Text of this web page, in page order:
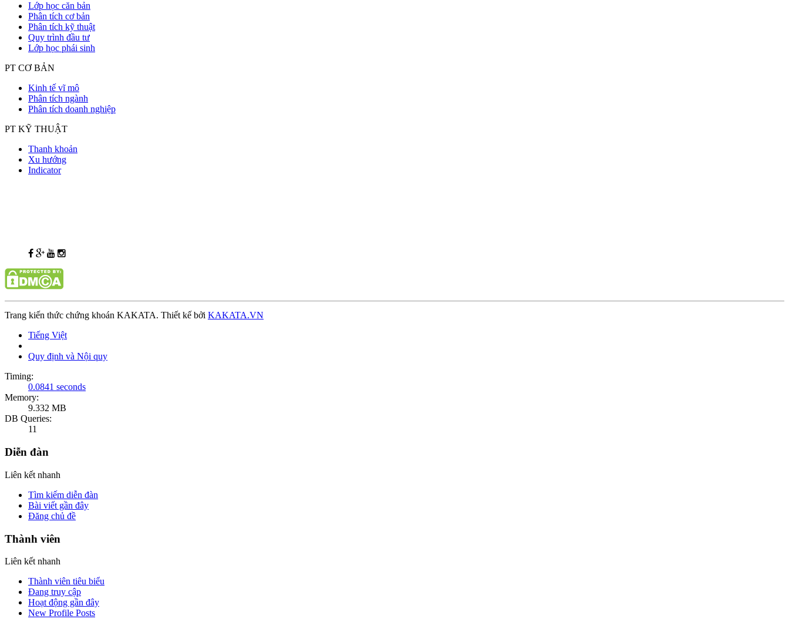
Lớp học căn bản
Phân tích cơ bản
Phân tích kỹ thuật
Quy trình đầu tư
Lớp học phái sinh
PT CƠ BẢN
Kinh tế vĩ mô
Phân tích ngành
Phân tích doanh nghiệp
PT KỸ THUẬT
Thanh khoản
Xu hướng
Indicator
Trang kiến thức chứng khoán KAKATA. Thiết kế bởi KAKATA.VN
Tiếng Việt
Quy định và Nội quy
Timing:
0.0841 seconds
Memory:
9.332 MB
DB Queries:
11
Diễn đàn
Liên kết nhanh
Tìm kiếm diễn đàn
Bài viết gần đây
Đăng chủ đề
Thành viên
Liên kết nhanh
Thành viên tiêu biểu
Đang truy cập
Hoạt động gần đây
New Profile Posts